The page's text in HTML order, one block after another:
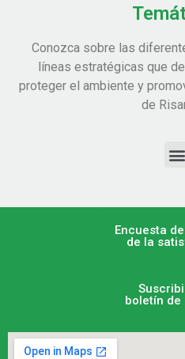
Conozca sobre las
líneas estratégicas que
proteger el ambiente y
de
Encuesta
de la
boletín